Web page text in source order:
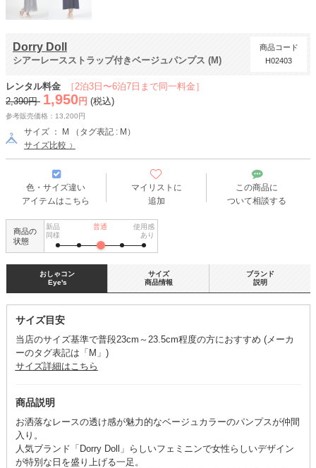
Dorry Doll
シアーレースストラップ付きベージュパンプス (M)
商品コード
H02403
［2泊3日〜6泊7日まで同一料金］
レンタル料金
2,390円 1,950 円 (税込)
参考販売価格：13,200円
サイズ ： M （タグ表記 : M）
サイズ比較
色・サイズ違い
アイテムはこちら
マイリストに
追加
この商品に
ついて相談する
商品の
状態
新品
同様
普通
使用感
あり
おしゃコン
Eye's
サイズ目安
当店のサイズ基準で普段23cm～23.5cm程度の方におすすめ (メーカ
ーのタグ表記は「M」)
サイズ詳細はこちら
商品説明
お洒落なレースの透け感が魅力的なベージュカラーのパンプスが仲間
入り。
人気ブランド「Dorry Doll」らしいフェミニンで女性らしいデザイン
が特別な日を盛り上げる一足。
サイズ
商品情報
ブランド
説明